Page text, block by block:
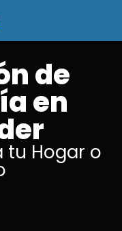
de
en
tu Hogar o